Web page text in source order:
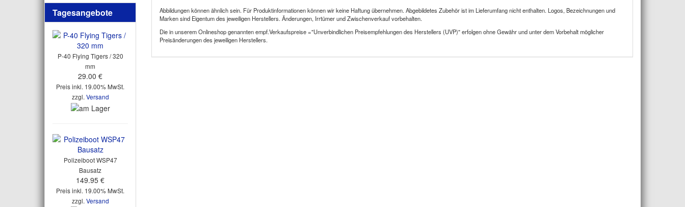
Abbildungen können ähnlich sein. Für Produktinformationen können wir keine Haftung übernehmen. Abgebildetes Zubehör ist im Lieferumfang nicht enthalten. Logos, Bezeichnungen und
Marken sind Eigentum des jeweiligen Herstellers. Änderungen, Irrtümer und Zwischenverkauf vorbehalten.
Die in unserem Onlineshop genannten empf.Verkaufspreise ="Unverbindlichen Preisempfehlungen des Herstellers (UVP)" erfolgen ohne Gewähr und unter dem Vorbehalt möglicher
Preisänderungen des jeweiligen Herstellers.
Tagesangebote
P-40 Flying Tigers / 320
mm
29.00 €
Preis inkl. 19.00% MwSt.
zzgl. Versand
Polizeiboot WSP47
Bausatz
149.95 €
Preis inkl. 19.00% MwSt.
zzgl. Versand